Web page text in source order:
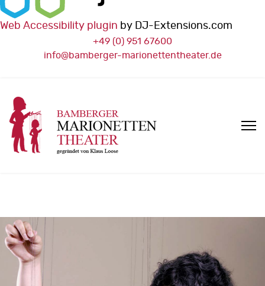
Web Accessibility plugin by DJ-Extensions.com
+49 (0) 951 67600
info@bamberger-marionettentheater.de